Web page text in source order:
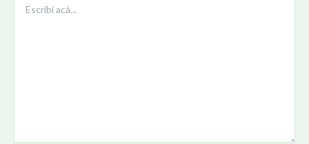
acá...